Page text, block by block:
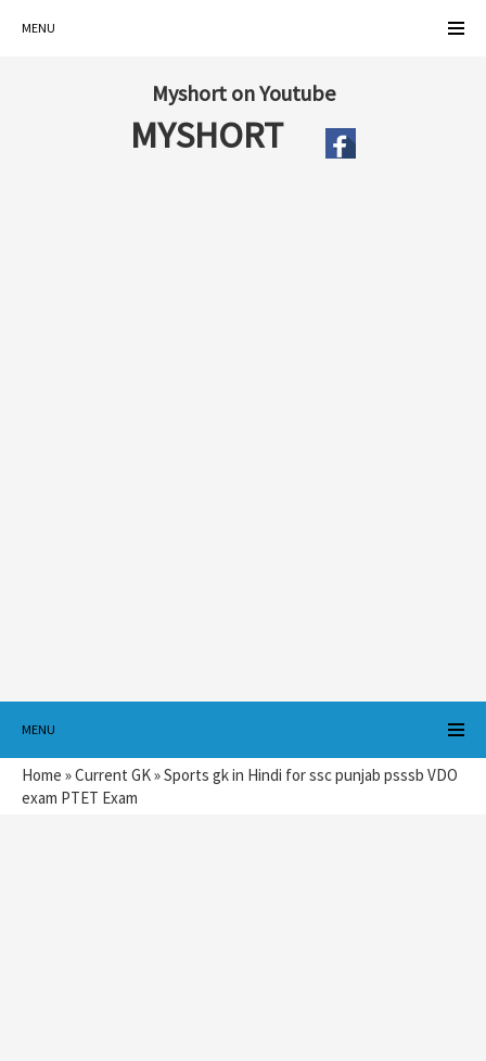
MENU
Myshort on Youtube
MYSHORT
MENU
Home »Current GK»Sports gk in Hindi for ssc punjab psssb VDO
exam PTET Exam